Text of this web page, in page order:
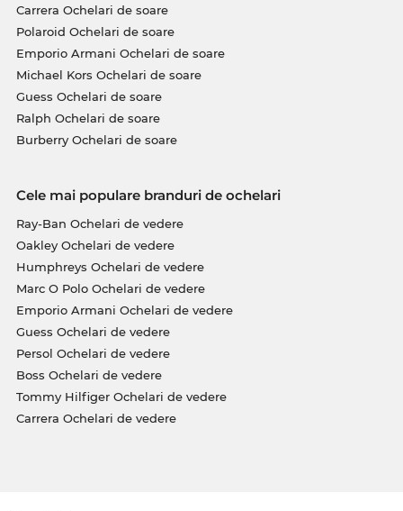
Carrera Ochelari de soare
Polaroid Ochelari de soare
Emporio Armani Ochelari de soare
Michael Kors Ochelari de soare
Guess Ochelari de soare
Ralph Ochelari de soare
Burberry Ochelari de soare
Cele mai populare branduri de ochelari
Ray-Ban Ochelari de vedere
Oakley Ochelari de vedere
Humphreys Ochelari de vedere
Marc O Polo Ochelari de vedere
Emporio Armani Ochelari de vedere
Guess Ochelari de vedere
Persol Ochelari de vedere
Boss Ochelari de vedere
Tommy Hilfiger Ochelari de vedere
Carrera Ochelari de vedere